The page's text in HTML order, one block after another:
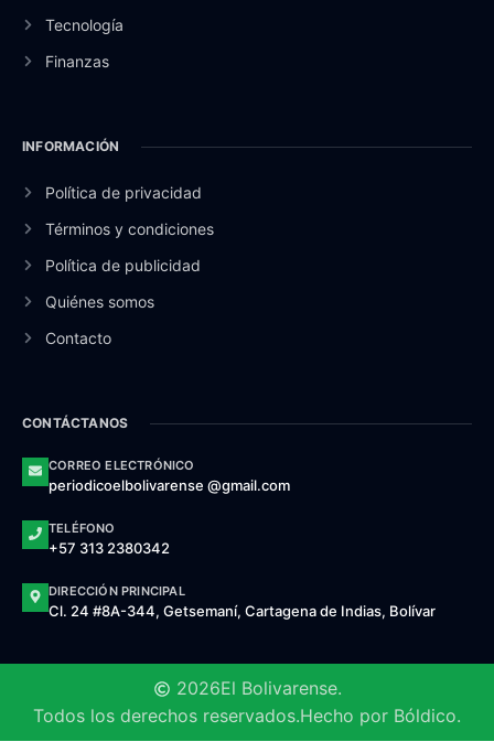
Tecnología
Finanzas
INFORMACIÓN
Política de privacidad
Términos y condiciones
Política de publicidad
Quiénes somos
Contacto
CONTÁCTANOS
CORREO ELECTRÓNICO
periodicoelbolivarense @gmail.com
TELÉFONO
+57 313 2380342
DIRECCIÓN PRINCIPAL
Cl. 24 #8A-344, Getsemaní, Cartagena de Indias, Bolívar
2026El Bolivarense.
Todos los derechos reservados.Hecho por Bóldico.